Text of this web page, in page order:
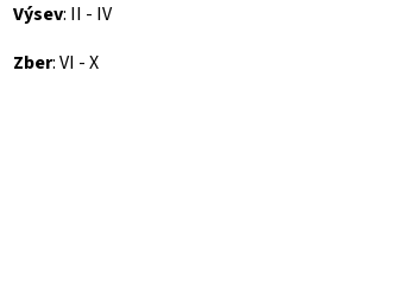
Výsev: II - IV
Zber: VI - X